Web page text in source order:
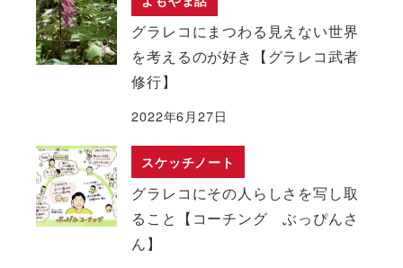
グラレコにまつわる見えない世界
を考えるのが好き【グラレコ武者
修行】
2022年6月27日
スケッチノート
グラレコにその人らしさを写し取
ること【コーチング ぶっぴんさ
ん】